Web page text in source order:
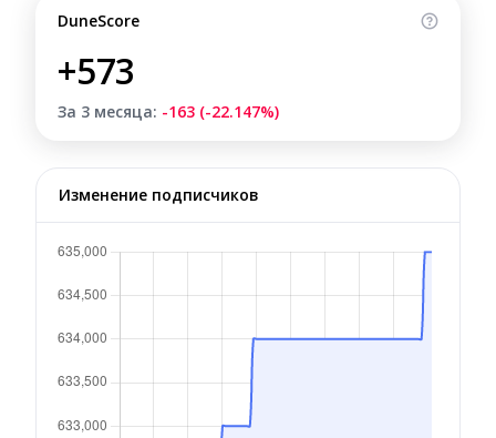
DuneScore
+573
За 3 месяца: -163 (-22.147%)
Изменение подписчиков